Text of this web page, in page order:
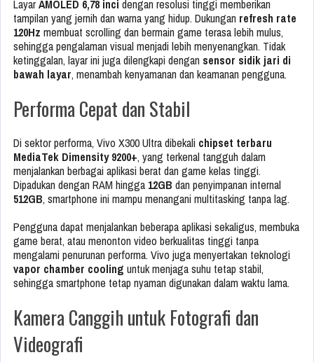
LayarAMOLED 6,78 inci dengan resolusi tinggi memberikan
tampilan yang jernih dan warna yang hidup. Dukungan refresh rate
120Hz membuat scrolling dan bermain game terasa lebih mulus,
sehingga pengalaman visual menjadi lebih menyenangkan. Tidak
ketinggalan, layar ini juga dilengkapi dengan sensor sidik jari di
bawah layar, menambah kenyamanan dan keamanan pengguna.
Performa Cepat dan Stabil
Di sektor performa, Vivo X300 Ultra dibekali chipset terbaru
MediaTek Dimensity 9200+, yang terkenal tangguh dalam
menjalankan berbagai aplikasi berat dan game kelas tinggi.
Dipadukan dengan RAM hingga 12GB dan penyimpanan internal
512GB, smartphone ini mampu menangani multitasking tanpa lag.
Pengguna dapat menjalankan beberapa aplikasi sekaligus, membuka
game berat, atau menonton video berkualitas tinggi tanpa
mengalami penurunan performa. Vivo juga menyertakan teknologi
vapor chamber cooling untuk menjaga suhu tetap stabil,
sehingga smartphone tetap nyaman digunakan dalam waktu lama.
Kamera Canggih untuk Fotografi dan
Videografi